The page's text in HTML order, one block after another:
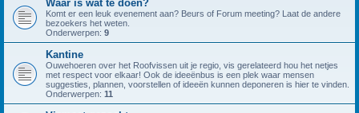
Waar is wat te doen?
Komt er een leuk evenement aan? Beurs of Forum meeting? Laat de andere
bezoekers het weten.
Onderwerpen: 9
Kantine
Ouwehoeren over het Roofvissen uit je regio, vis gerelateerd hou het netjes
met respect voor elkaar! Ook de ideeënbus is een plek waar mensen
suggesties, plannen, voorstellen of ideeën kunnen deponeren is hier te vinden.
Onderwerpen: 11